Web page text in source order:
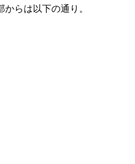
らは以下の通り。